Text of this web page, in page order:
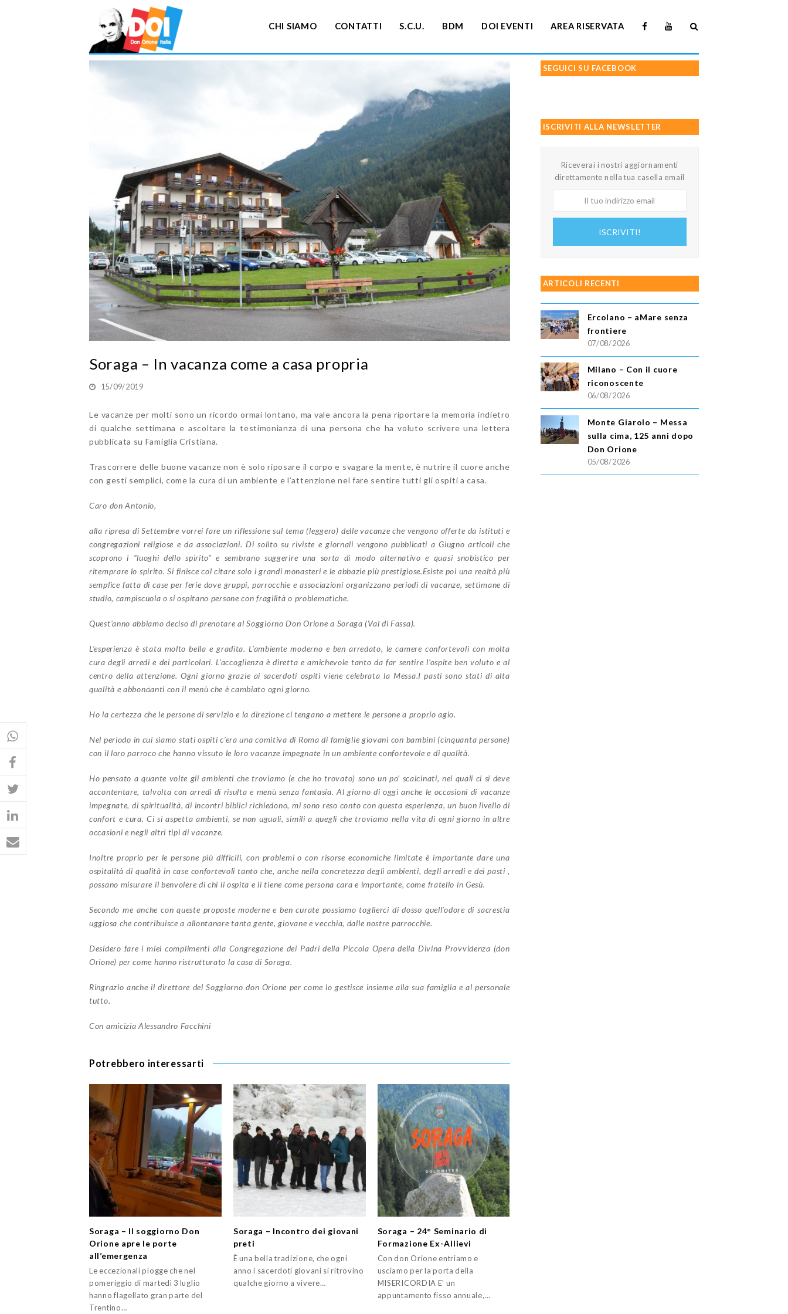
CHI SIAMO CONTATTI S.C.U. BDM DOI EVENTI AREA RISERVATA
Soraga – In vacanza come a casa propria
15/09/2019
Le vacanze per molti sono un ricordo ormai lontano, ma vale ancora la pena riportare la memoria indietro
di qualche settimana e ascoltare la testimonianza di una persona che ha voluto scrivere una lettera
pubblicata su Famiglia Cristiana.
Trascorrere delle buone vacanze non è solo riposare il corpo e svagare la mente, è nutrire il cuore anche
con gesti semplici, come la cura di un ambiente e l’attenzione nel fare sentire tutti gli ospiti a casa.
Caro don Antonio,
alla ripresa di Settembre vorrei fare un riflessione sul tema (leggero) delle vacanze che vengono offerte da istituti e
congregazioni religiose e da associazioni. Di solito su riviste e giornali vengono pubblicati a Giugno articoli che
scoprono i “luoghi dello spirito” e sembrano suggerire una sorta di modo alternativo e quasi snobistico per
ritemprare lo spirito. Si finisce col citare solo i grandi monasteri e le abbazie più prestigiose.Esiste poi una realtà più
semplice fatta di case per ferie dove gruppi, parrocchie e associazioni organizzano periodi di vacanze, settimane di
studio, campiscuola o si ospitano persone con fragilità o problematiche.
Quest’anno abbiamo deciso di prenotare al Soggiorno Don Orione a Soraga (Val di Fassa).
L’esperienza è stata molto bella e gradita. L’ambiente moderno e ben arredato, le camere confortevoli con molta
cura degli arredi e dei particolari. L’accoglienza è diretta e amichevole tanto da far sentire l’ospite ben voluto e al
centro della attenzione. Ogni giorno grazie ai sacerdoti ospiti viene celebrata la Messa.I pasti sono stati di alta
qualità e abbondanti con il menù che è cambiato ogni giorno.
Ho la certezza che le persone di servizio e la direzione ci tengano a mettere le persone a proprio agio.
Nel periodo in cui siamo stati ospiti c’era una comitiva di Roma di famiglie giovani con bambini (cinquanta persone)
con il loro parroco che hanno vissuto le loro vacanze impegnate in un ambiente confortevole e di qualità.
Ho pensato a quante volte gli ambienti che troviamo (e che ho trovato) sono un po’ scalcinati, nei quali ci si deve
accontentare, talvolta con arredi di risulta e menù senza fantasia. Al giorno di oggi anche le occasioni di vacanze
impegnate, di spiritualità, di incontri biblici richiedono, mi sono reso conto con questa esperienza, un buon livello di
confort e cura. Ci si aspetta ambienti, se non uguali, simili a quegli che troviamo nella vita di ogni giorno in altre
occasioni e negli altri tipi di vacanze.
Inoltre proprio per le persone più difficili, con problemi o con risorse economiche limitate è importante dare una
ospitalità di qualità in case confortevoli tanto che, anche nella concretezza degli ambienti, degli arredi e dei pasti ,
possano misurare il benvolere di chi li ospita e li tiene come persona cara e importante, come fratello in Gesù.
Secondo me anche con queste proposte moderne e ben curate possiamo toglierci di dosso quell’odore di sacrestia
uggiosa che contribuisce a allontanare tanta gente, giovane e vecchia, dalle nostre parrocchie.
Desidero fare i miei complimenti alla Congregazione dei Padri della Piccola Opera della Divina Provvidenza (don
Orione) per come hanno ristrutturato la casa di Soraga.
Ringrazio anche il direttore del Soggiorno don Orione per come lo gestisce insieme alla sua famiglia e al personale
tutto.
Con amicizia Alessandro Facchini
Potrebbero interessarti
Soraga – Il soggiorno Don
Orione apre le porte
all’emergenza
Le eccezionali piogge che nel
pomeriggio di martedì 3 luglio
hanno flagellato gran parte del
Trentino…
Soraga – Incontro dei giovani
preti
È una bella tradizione, che ogni
anno i sacerdoti giovani si ritrovino
qualche giorno a vivere…
Soraga – 24° Seminario di
Formazione Ex-Allievi
Con don Orione entriamo e
usciamo per la porta della
MISERICORDIA E' un
appuntamento fisso annuale,…
SEGUICI SU FACEBOOK
ISCRIVITI ALLA NEWSLETTER
Riceverai i nostri aggiornamenti
direttamente nella tua casella email
ISCRIVITI!
ARTICOLI RECENTI
Ercolano – aMare senza
frontiere
07/08/2026
Milano – Con il cuore
riconoscente
06/08/2026
Monte Giarolo – Messa
sulla cima, 125 anni dopo
Don Orione
05/08/2026